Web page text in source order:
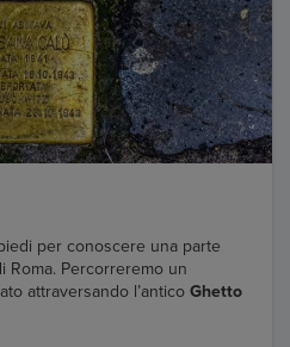
per conoscere una parte
Roma. Percorreremo un
attraversando l’antico Ghetto